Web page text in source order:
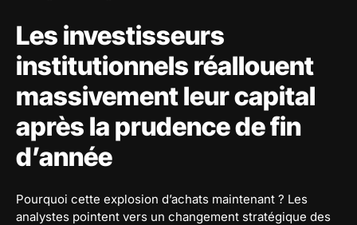
Les investisseurs
institutionnels réallouent
massivement leur capital
après la prudence de fin
d’année
Pourquoi cette explosion d’achats maintenant ? Les
analystes pointent vers un changement stratégique des